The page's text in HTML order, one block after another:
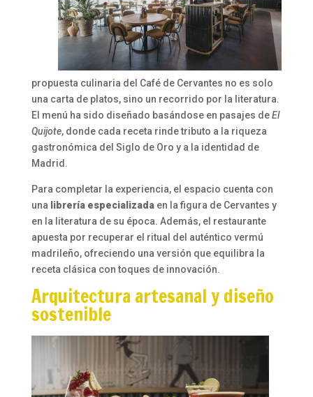
propuesta culinaria del Café de Cervantes no es solo
una carta de platos, sino un recorrido por la literatura.
El menú ha sido diseñado basándose en pasajes deEl
Quijote, donde cada receta rinde tributo a la riqueza
gastronómica del Siglo de Oro y a la identidad de
Madrid.
Para completar la experiencia, el espacio cuenta con
una librería especializadaen la figura de Cervantes y
en la literatura de su época. Además, el restaurante
apuesta por recuperar el ritual del auténtico vermú
madrileño, ofreciendo una versión que equilibra la
receta clásica con toques de innovación.
Arquitectura artesanal y diseño
sostenible